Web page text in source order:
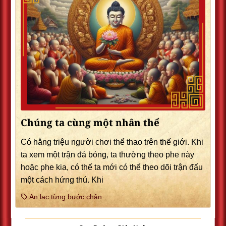
Chúng ta cùng một nhân thể
Có hằng triệu người chơi thể thao trên thế giới. Khi
ta xem một trận đá bóng, ta thường theo phe này
hoặc phe kia, có thế ta mới có thể theo dõi trận đấu
một cách hứng thú. Khi
An lạc từng bước chân